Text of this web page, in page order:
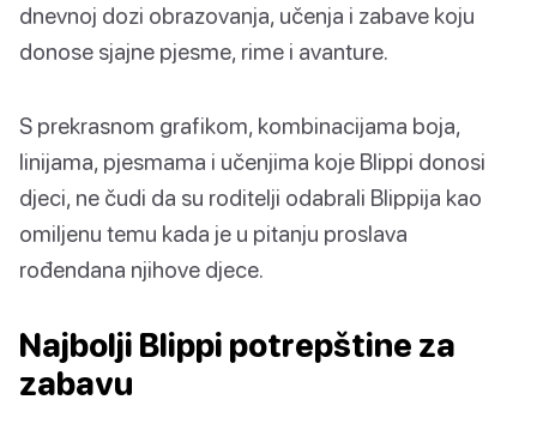
dnevnoj dozi obrazovanja, učenja i zabave koju
donose sjajne pjesme, rime i avanture.
S prekrasnom grafikom, kombinacijama boja,
linijama, pjesmama i učenjima koje Blippi donosi
djeci, ne čudi da su roditelji odabrali Blippija kao
omiljenu temu kada je u pitanju proslava
rođendana njihove djece.
Najbolji Blippi potrepštine za
zabavu